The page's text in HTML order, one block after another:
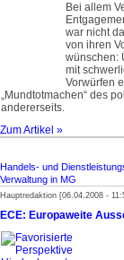
Bei allem
war nicht
von ihren
wünschen:
mit
Vorwürfen
„Mundtotmachen“ des
andererseits.
Zum Artikel »
Handels- und
Verwaltung in MG
Hauptredaktion [06.04.2008 -
ECE: Europaweite